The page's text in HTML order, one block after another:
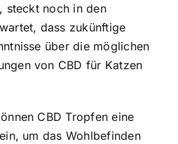
steckt noch in den
dass zukünftige
über die möglichen
von CBD für Katzen
CBD Tropfen eine
um das Wohlbefinden